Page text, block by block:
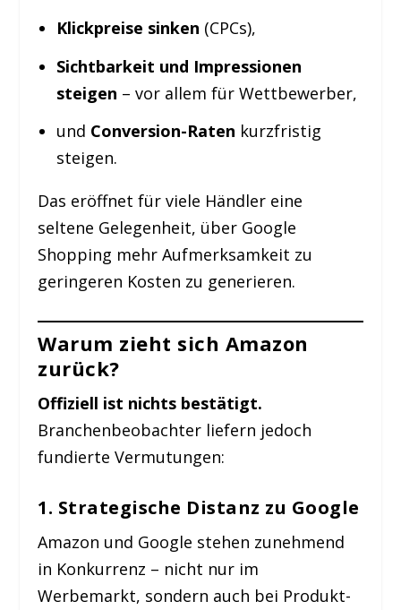
Klickpreise sinken (CPCs),
Sichtbarkeit und Impressionen
steigen – vor allem für Wettbewerber,
und Conversion-Raten kurzfristig
steigen.
Das eröffnet für viele Händler eine
seltene Gelegenheit, über Google
Shopping mehr Aufmerksamkeit zu
geringeren Kosten zu generieren.
Warum zieht sich Amazon
zurück?
Offiziell ist nichts bestätigt.
Branchenbeobachter liefern jedoch
fundierte Vermutungen:
1. Strategische Distanz zu Google
Amazon und Google stehen zunehmend
in Konkurrenz – nicht nur im
Werbemarkt, sondern auch bei Produkt-